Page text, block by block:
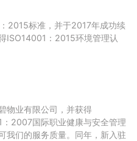
2015标准，并于2017年成功续
ISO14001：2015环境管理认
物业有限公司，并获得
2007国际职业健康与安全管理
我们的服务质量。同年，新入驻